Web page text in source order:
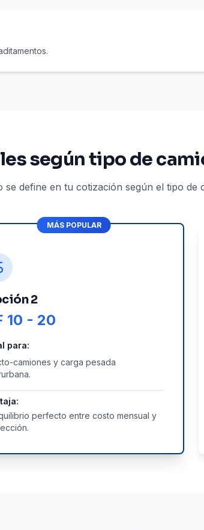
según tipo de
define en tu cotización según el tipo de
MÁS POPULAR
2
10 - 20
para:
camiones y carga pesada
perfecto entre costo mensual y